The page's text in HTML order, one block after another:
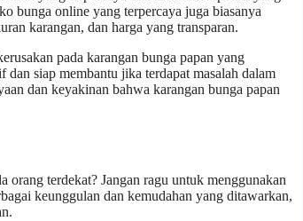
bunga online yang terpercaya juga biasanya
karangan, dan harga yang transparan.
pada karangan bunga papan yang
siap membantu jika terdapat masalah dalam
dan keyakinan bahwa karangan bunga papan
orang terdekat? Jangan ragu untuk menggunakan
keunggulan dan kemudahan yang ditawarkan,